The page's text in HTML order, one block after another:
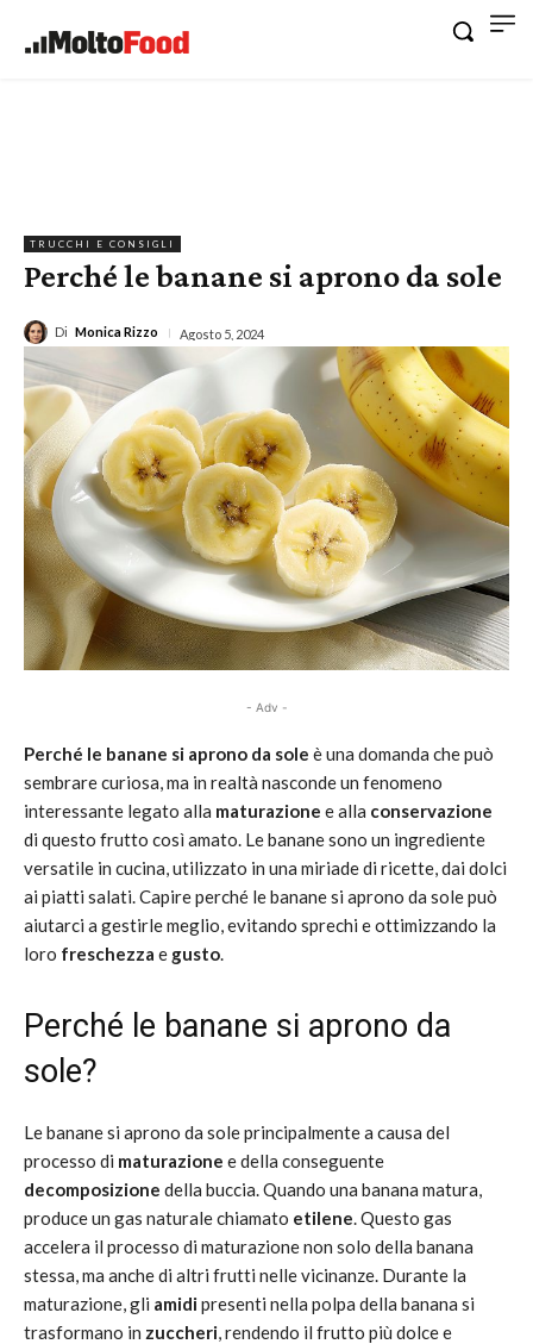
TRUCCHI E CONSIGLI
Perché le banane si aprono da sole
Di Monica Rizzo Agosto 5, 2024
- Adv -
Perché le banane si aprono da sole è una domanda che può
sembrare curiosa, ma in realtà nasconde un fenomeno
interessante legato alla maturazione e alla conservazione
di questo frutto così amato. Le banane sono un ingrediente
versatile in cucina, utilizzato in una miriade di ricette, dai dolci
ai piatti salati. Capire perché le banane si aprono da sole può
aiutarci a gestirle meglio, evitando sprechi e ottimizzando la
loro freschezza e gusto.
Perché le banane si aprono da
sole?
Le banane si aprono da sole principalmente a causa del
processo di maturazione e della conseguente
decomposizione della buccia. Quando una banana matura,
produce un gas naturale chiamato etilene. Questo gas
accelera il processo di maturazione non solo della banana
stessa, ma anche di altri frutti nelle vicinanze. Durante la
maturazione, gli amidipresenti nella polpa della banana si
trasformano in zuccheri, rendendo il frutto più dolce e